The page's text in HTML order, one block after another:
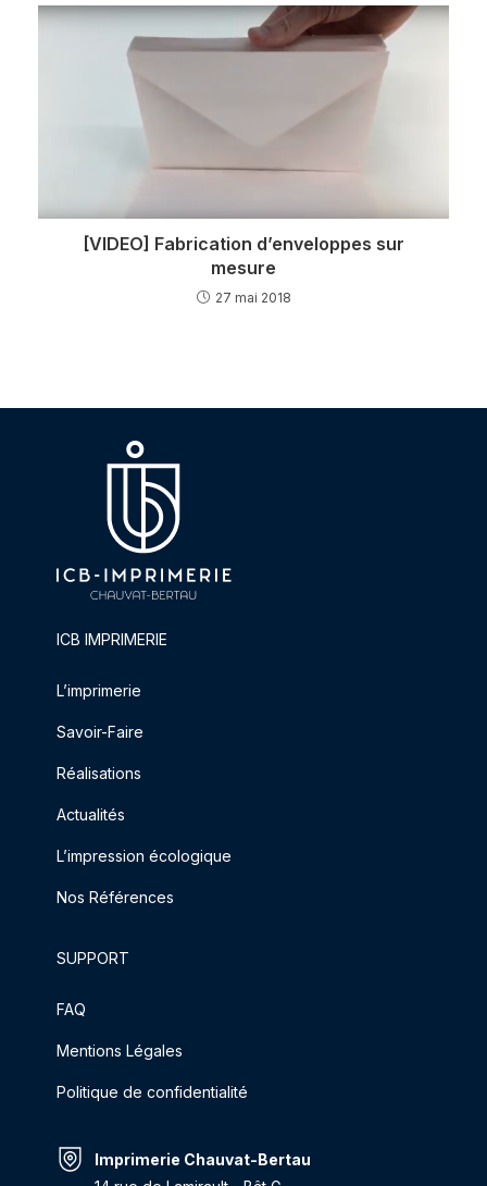
[VIDEO] Fabrication d’enveloppes sur
mesure
27 mai 2018
ICB IMPRIMERIE
L’imprimerie
Savoir-Faire
Réalisations
Actualités
L’impression écologique
Nos Références
SUPPORT
FAQ
Mentions Légales
Politique de confidentialité
Imprimerie Chauvat-Bertau